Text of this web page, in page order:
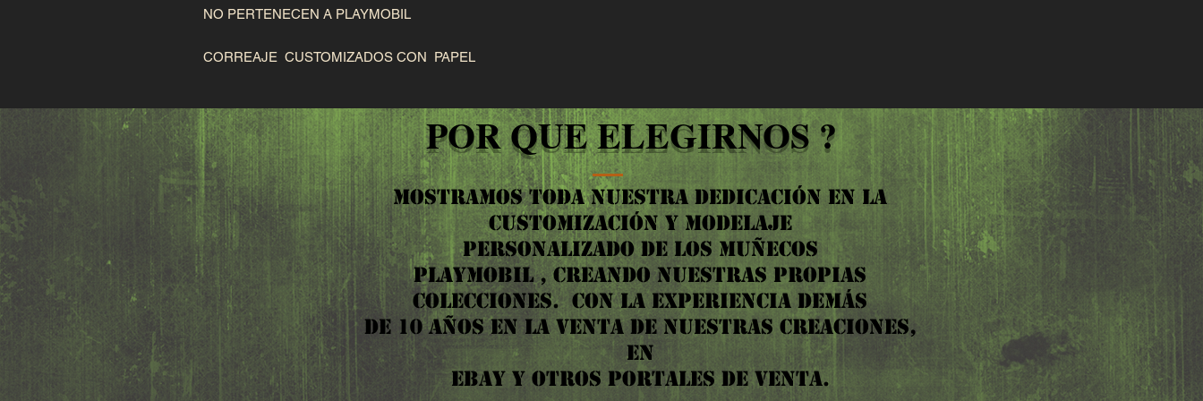
NO PERTENECEN A PLAYMOBIL
CORREAJE  CUSTOMIZADOS CON  PAPEL
POR QUE ELEGIRNOS ?
MOSTRAMOS TODA NUESTRA DEDICACIÓN EN LA
CUSTOMIZACIÓN Y MODELAJE
PERSONALIZADO DE LOS MUÑECOS
PLAYMOBIL , CREANDO NUESTRAS PROPIAS
COLECCIONES. ​ CON LA EXPERIENCIA DEMÁS
DE 10 AÑOS EN LA VENTA DE NUESTRAS CREACIONES,
EN
EBAY Y OTROS PORTALES DE VENTA.